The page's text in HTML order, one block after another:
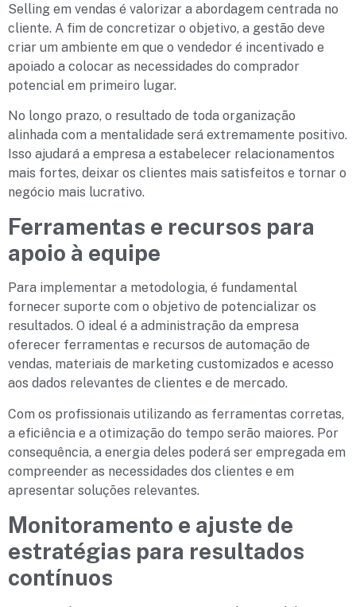
Selling em vendas é valorizar a abordagem centrada no
cliente. A fim de concretizar o objetivo, a gestão deve
criar um ambiente em que o vendedor é incentivado e
apoiado a colocar as necessidades do comprador
potencial em primeiro lugar.
No longo prazo, o resultado de toda organização
alinhada com a mentalidade será extremamente positivo.
Isso ajudará a empresa a estabelecer relacionamentos
mais fortes, deixar os clientes mais satisfeitos e tornar o
negócio mais lucrativo.
Ferramentas e recursos para
apoio à equipe
Para implementar a metodologia, é fundamental
fornecer suporte com o objetivo de potencializar os
resultados. O ideal é a administração da empresa
oferecer ferramentas e recursos de automação de
vendas, materiais de marketing customizados e acesso
aos dados relevantes de clientes e de mercado.
Com os profissionais utilizando as ferramentas corretas,
a eficiência e a otimização do tempo serão maiores. Por
consequência, a energia deles poderá ser empregada em
compreender as necessidades dos clientes e em
apresentar soluções relevantes.
Monitoramento e ajuste de
estratégias para resultados
contínuos